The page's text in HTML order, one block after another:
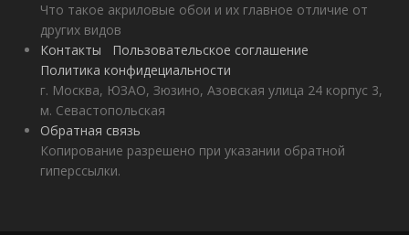
Что такое акриловые обои и их главное отличие от
других видов
Контакты
Пользовательское соглашение
Политика конфидециальности
г. Москва, ЮЗАО, Зюзино, Азовская улица 24 корпус 3,
м. Севастопольская
Обратная связь
Копирование разрешено при указании обратной
гиперссылки.